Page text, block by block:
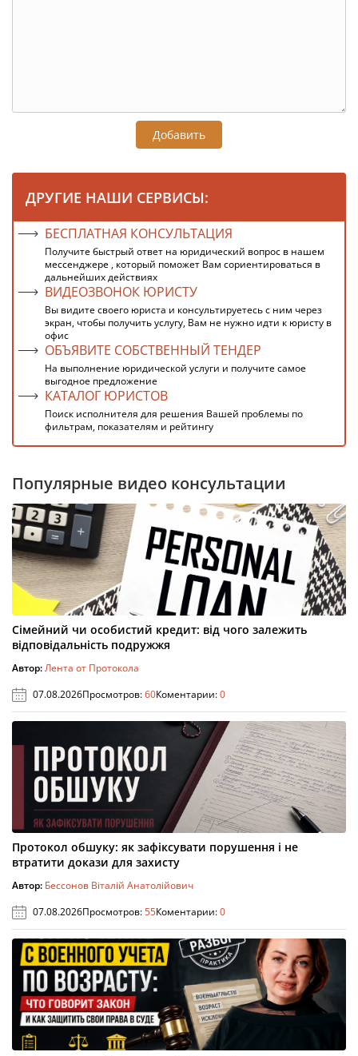
Добавить
ДРУГИЕ НАШИ СЕРВИСЫ:
БЕСПЛАТНАЯ КОНСУЛЬТАЦИЯ
Получите быстрый ответ на юридический вопрос в нашем
мессенджере , который поможет Вам сориентироваться в
дальнейших действиях
ВИДЕОЗВОНОК ЮРИСТУ
Вы видите своего юриста и консультируетесь с ним через
экран, чтобы получить услугу, Вам не нужно идти к юристу в
офис
ОБЪЯВИТЕ СОБСТВЕННЫЙ ТЕНДЕР
На выполнение юридической услуги и получите самое
выгодное предложение
КАТАЛОГ ЮРИСТОВ
Поиск исполнителя для решения Вашей проблемы по
фильтрам, показателям и рейтингу
Популярные видео консультации
Сімейний чи особистий кредит: від чого залежить
відповідальність подружжя
Автор:Лента от Протокола
07.08.2026Просмотров:60Коментарии:0
Протокол обшуку: як зафіксувати порушення і не
втратити докази для захисту
Автор: Бессонов Віталій Анатолійович
07.08.2026Просмотров:55Коментарии:0